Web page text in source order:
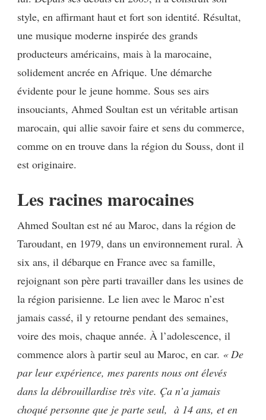
AIT
ÉTÉ
style, en affirmant haut et fort son identité. Résultat,
une musique moderne inspirée des grands
producteurs américains, mais à la marocaine,
solidement ancrée en Afrique. Une démarche
évidente pour le jeune homme. Sous ses airs
insouciants, Ahmed Soultan est un véritable artisan
marocain, qui allie savoir faire et sens du commerce,
comme on en trouve dans la région du Souss, dont il
est originaire.
Les racines marocaines
Ahmed Soultan est né au Maroc, dans la région de
Taroudant, en 1979, dans un environnement rural. À
six ans, il débarque en France avec sa famille,
rejoignant son père parti travailler dans les usines de
la région parisienne. Le lien avec le Maroc n’est
jamais cassé, il y retourne pendant des semaines,
voire des mois, chaque année. À l’adolescence, il
commence alors à partir seul au Maroc, en car. « De
par leur expérience, mes parents nous ont élevés
dans la débrouillardise très vite. Ça n’a jamais
choqué personne que je parte seul, à 14 ans, et en